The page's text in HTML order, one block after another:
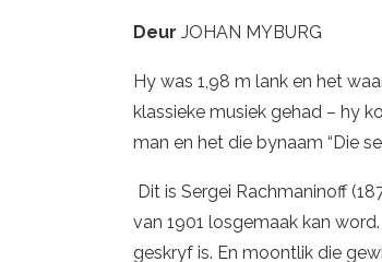
Deur JOHAN MYBURG
Hy was 1,98 m lank en het
klassieke musiek gehad – hy
man en het die bynaam “Die
Dit is Sergei Rachmaninoff
van 1901 losgemaak kan
geskryf is. En moontlik die